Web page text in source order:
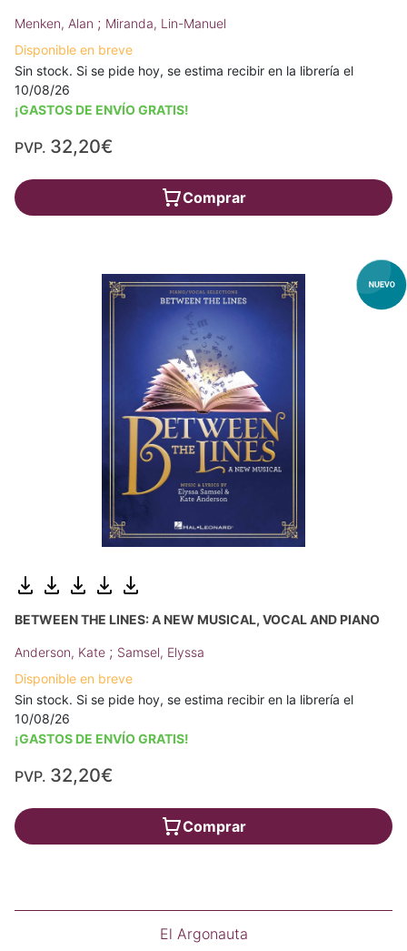
Menken, Alan ; Miranda, Lin-Manuel
Disponible en breve
Sin stock. Si se pide hoy, se estima recibir en la librería el
10/08/26
¡GASTOS DE ENVÍO GRATIS!
PVP. 32,20€
Comprar
BETWEEN THE LINES: A NEW MUSICAL, VOCAL AND PIANO
Anderson, Kate ; Samsel, Elyssa
Disponible en breve
Sin stock. Si se pide hoy, se estima recibir en la librería el
10/08/26
¡GASTOS DE ENVÍO GRATIS!
PVP. 32,20€
Comprar
El Argonauta